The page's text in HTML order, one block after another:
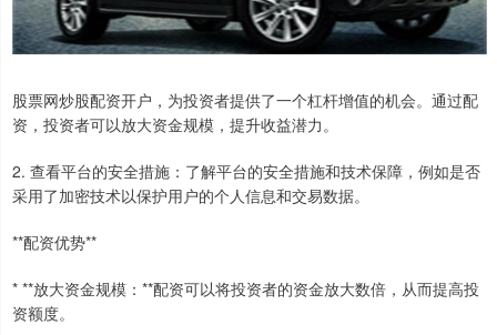
股票网炒股配资开户，为投资者提供了一个杠杆增值的机会。通过配
资，投资者可以放大资金规模，提升收益潜力。
2. 查看平台的安全措施：了解平台的安全措施和技术保障，例如是否
采用了加密技术以保护用户的个人信息和交易数据。
**配资优势**
* **放大资金规模：**配资可以将投资者的资金放大数倍，从而提高投
资额度。